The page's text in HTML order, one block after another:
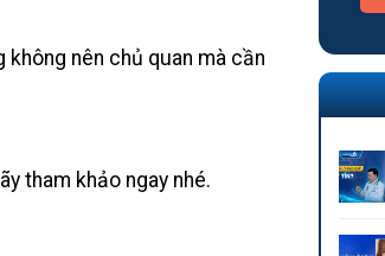
nên chủ quan mà cần
tham khảo ngay nhé.